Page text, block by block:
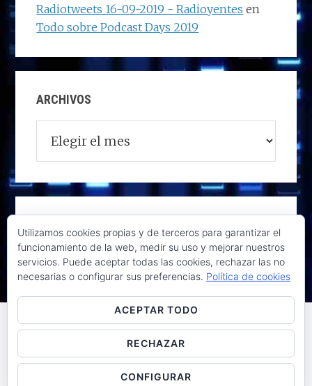
Radiotweets 16-09-2019 - Radioyentes en
Todo sobre Podcast Days 2019
ARCHIVOS
Raúl de la Puente - Derechos reservados© 2026 ·
Acceder
Utilizamos cookies propias y de terceros para garantizar el
funcionamiento de la web, medir su uso y mejorar nuestros
servicios. Puede aceptar todas las cookies, rechazar las no
necesarias o configurar sus preferencias. Política de cookies
ACEPTAR TODO
RECHAZAR
CONFIGURAR